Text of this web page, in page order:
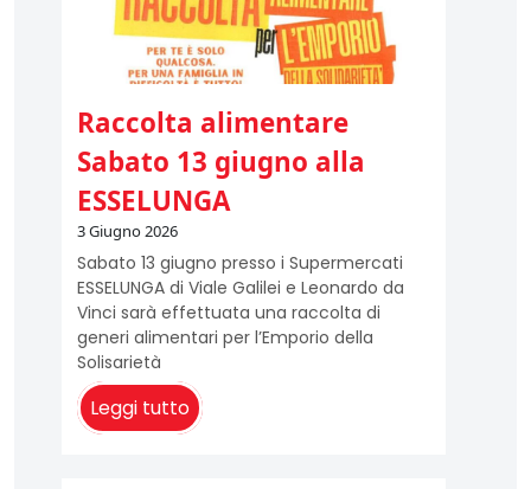
Raccolta alimentare
Sabato 13 giugno alla
ESSELUNGA
3 Giugno 2026
Sabato 13 giugno presso i Supermercati
ESSELUNGA di Viale Galilei e Leonardo da
Vinci sarà effettuata una raccolta di
generi alimentari per l’Emporio della
Solisarietà
Leggi tutto